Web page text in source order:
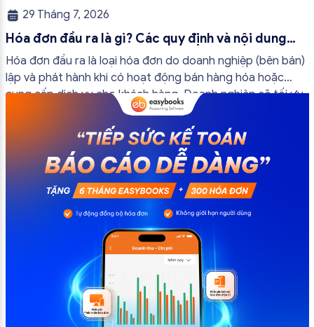
29 Tháng 7, 2026
Hóa đơn đầu ra là gì? Các quy định và nội dung
bắt buộc mới nhất
Hóa đơn đầu ra là loại hóa đơn do doanh nghiệp (bên bán)
lập và phát hành khi có hoạt động bán hàng hóa hoặc
cung cấp dịch vụ cho khách hàng. Doanh nghiệp sẽ tối ưu
quy trình vận hành và tránh được những án phạt hành
chính không đáng có nếu nắm rõ […]